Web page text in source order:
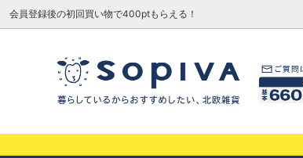
会員登録後の初回買い物で400ptもらえる！